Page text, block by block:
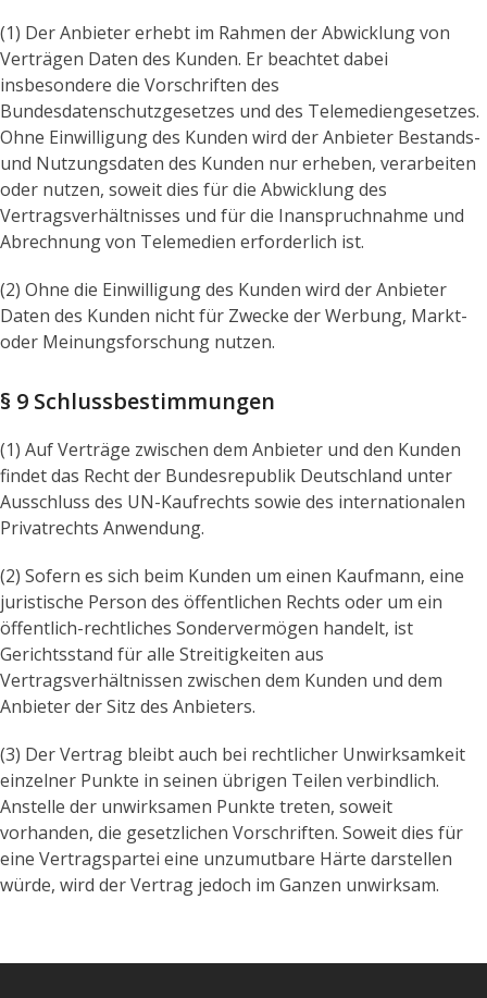
(1) Der Anbieter erhebt im Rahmen der Abwicklung von
Verträgen Daten des Kunden. Er beachtet dabei
insbesondere die Vorschriften des
Bundesdatenschutzgesetzes und des Telemediengesetzes.
Ohne Einwilligung des Kunden wird der Anbieter Bestands-
und Nutzungsdaten des Kunden nur erheben, verarbeiten
oder nutzen, soweit dies für die Abwicklung des
Vertragsverhältnisses und für die Inanspruchnahme und
Abrechnung von Telemedien erforderlich ist.
(2) Ohne die Einwilligung des Kunden wird der Anbieter
Daten des Kunden nicht für Zwecke der Werbung, Markt-
oder Meinungsforschung nutzen.
§ 9 Schlussbestimmungen
(1) Auf Verträge zwischen dem Anbieter und den Kunden
findet das Recht der Bundesrepublik Deutschland unter
Ausschluss des UN-Kaufrechts sowie des internationalen
Privatrechts Anwendung.
(2) Sofern es sich beim Kunden um einen Kaufmann, eine
juristische Person des öffentlichen Rechts oder um ein
öffentlich-rechtliches Sondervermögen handelt, ist
Gerichtsstand für alle Streitigkeiten aus
Vertragsverhältnissen zwischen dem Kunden und dem
Anbieter der Sitz des Anbieters.
(3) Der Vertrag bleibt auch bei rechtlicher Unwirksamkeit
einzelner Punkte in seinen übrigen Teilen verbindlich.
Anstelle der unwirksamen Punkte treten, soweit
vorhanden, die gesetzlichen Vorschriften. Soweit dies für
eine Vertragspartei eine unzumutbare Härte darstellen
würde, wird der Vertrag jedoch im Ganzen unwirksam.